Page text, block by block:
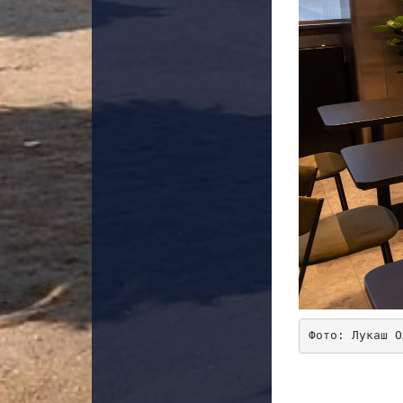
Фото: Лукаш